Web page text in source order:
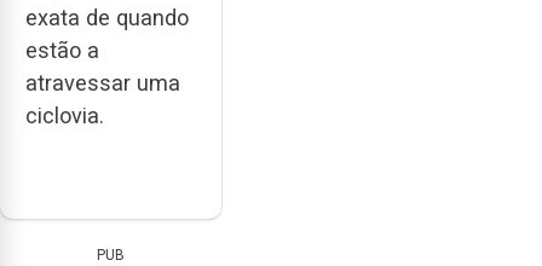
exata de quando
estão a
atravessar uma
ciclovia.
PUB